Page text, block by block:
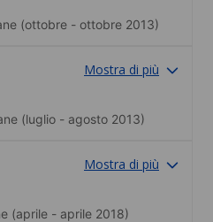
(ottobre - ottobre 2013)
Mostra di più
(luglio - agosto 2013)
Mostra di più
(aprile - aprile 2018)